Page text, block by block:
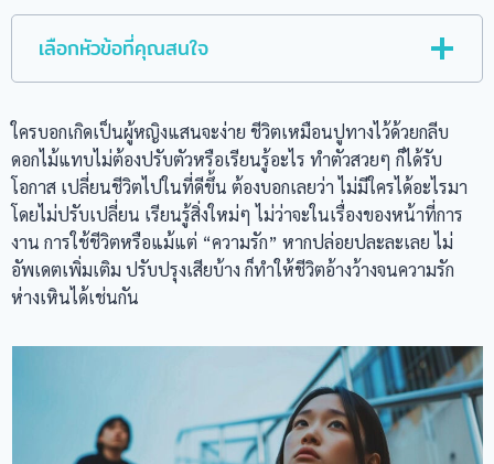
เลือกหัวข้อที่คุณสนใจ
ใครบอกเกิดเป็นผู้หญิงแสนจะง่าย ชีวิตเหมือนปูทางไว้ด้วยกลีบ
ดอกไม้แทบไม่ต้องปรับตัวหรือเรียนรู้อะไร ทำตัวสวยๆ ก็ได้รับ
โอกาส เปลี่ยนชีวิตไปในที่ดีขึ้น ต้องบอกเลยว่า ไม่มีใครได้อะไรมา
โดยไม่ปรับเปลี่ยน เรียนรู้สิ่งใหม่ๆ ไม่ว่าจะในเรื่องของหน้าที่การ
งาน การใช้ชีวิตหรือแม้แต่ “ความรัก” หากปล่อยปละละเลย ไม่
อัพเดตเพิ่มเติม ปรับปรุงเสียบ้าง ก็ทำให้ชีวิตอ้างว้างจนความรัก
ห่างเหินได้เช่นกัน